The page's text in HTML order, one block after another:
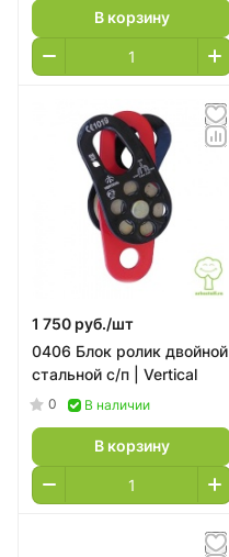
В корзину
1 750 руб./шт
0406 Блок ролик двойной
стальной с/п | Vertical
0 В наличии
В корзину